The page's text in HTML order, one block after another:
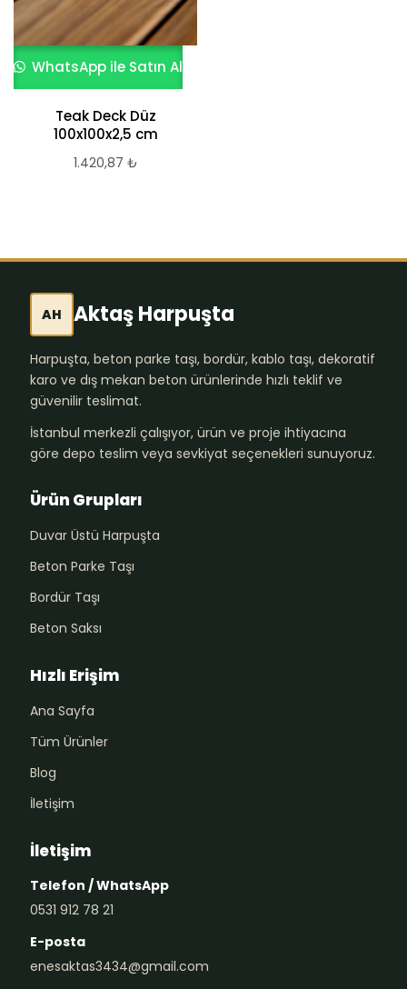
WhatsApp ile Satın Al
Teak Deck Düz
100x100x2,5 cm
1.420,87 ₺
AH Aktaş Harpuşta
Harpuşta, beton parke taşı, bordür, kablo taşı, dekoratif
karo ve dış mekan beton ürünlerinde hızlı teklif ve
güvenilir teslimat.
İstanbul merkezli çalışıyor, ürün ve proje ihtiyacına
göre depo teslim veya sevkiyat seçenekleri sunuyoruz.
Ürün Grupları
Duvar Üstü Harpuşta
Beton Parke Taşı
Bordür Taşı
Beton Saksı
Hızlı Erişim
Ana Sayfa
Tüm Ürünler
Blog
İletişim
İletişim
Telefon / WhatsApp
0531 912 78 21
E-posta
enesaktas3434@gmail.com